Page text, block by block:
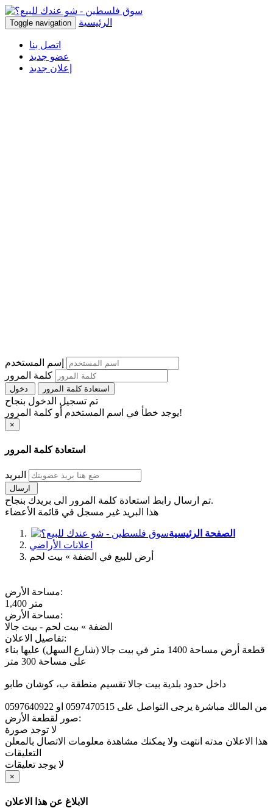
Toggle navigation الرئيسية
اتصل بنا
عضو جديد
إعلان جديد
إسم المستخدم
كلمة المرور
استعادة كلمة المرور
تم تسجيل الدخول بنجاح
يوجد خطأ في اسم المستخدم أو كلمة المرور!
×
استعادة كلمة المرور
البريد
تم ارسال رابط استعادة كلمة المرور الى بريدك بنجاح.
هذا البريد غير مسجل في قائمة الأعضاء
الصفحة الرئيسية
اعلانات الأراضي
أرض للبيع في الضفة » بيت لحم
مساحة الأرض:
1,400 متر
مساحة الأرض:
الضفة » بيت لحم - بيت جالا
تفاصيل الاعلان:
قطعة أرض مساحة 1400 متر في بيت جالا (شارع السهل) عليها بناء
على مساحة 300 متر
داخل حدود بلدية بيت جالا تقسيم منطقة ب، كوشان طابو
من المالك مباشرة يرجى التواصل على 0597470515 او 0597640922
صور لقطعة الأرض:
لا توجد صورة
هذا الاعلان مدته انتهت ولا يمكنك مشاهدة معلومات الاتصال بالمعلن
التعليقات
لا يوجد تعليقات
×
الابلاغ عن هذا الاعلان